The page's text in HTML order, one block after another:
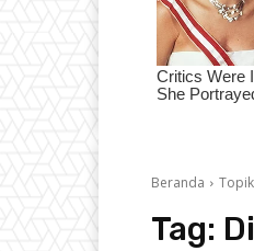
Beranda Topik
Tag: